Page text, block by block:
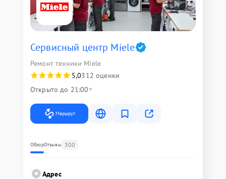
Сервисный центр Miele
Ремонт техники Miele
5,0312 оценки
Открыто до 21:00
Маршрут
ОбзорОтзывы 300
Адрес